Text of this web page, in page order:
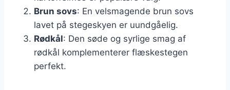
Brun sovs: En velsmagende brun sovs
lavet på stegeskyen er uundgåelig.
Rødkål: Den søde og syrlige smag af
rødkål komplementerer flæskestegen
perfekt.